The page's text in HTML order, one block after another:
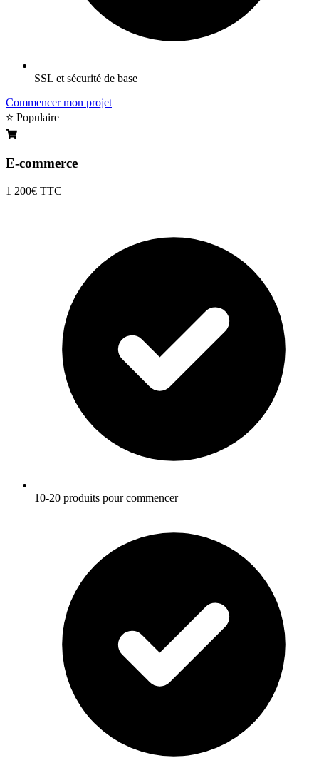
SSL et sécurité de base
Commencer mon projet
⭐ Populaire
E-commerce
1 200€ TTC
10-20 produits pour commencer